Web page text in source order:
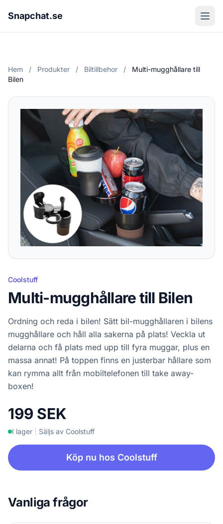
Snapchat.se
Hem / Produkter / Biltillbehor /
Multi-mugghållare till
Bilen
Coolstuff
Multi-mugghållare till Bilen
Ordning och reda i bilen! Sätt bil-mugghållaren i bilens
mugghållare och håll alla sakerna på plats! Veckla ut
delarna och få plats med upp till fyra muggar, plus en
massa annat! På toppen finns en justerbar hållare som
kan rymma allt från mobiltelefonen till take away-
boxen!
199 SEK
I lager Säljs av Coolstuff
Köp nu hos Coolstuff
Vanliga frågor